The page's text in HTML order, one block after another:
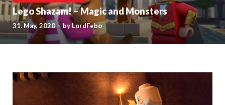
Lego Shazam! – Magic and Monsters
31. May, 2020-by LordFebo